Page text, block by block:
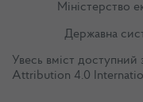
Міністерство
Державна
Увесь вміст доступний
Attribution 4.0